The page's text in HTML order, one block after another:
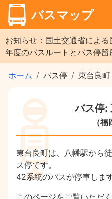
バスマップ
お知らせ：国土交通省によ
年度のバスルートとバス停留
ホーム バス停 東台良町
バス停:
（福
東台良町は、八幡駅から
ス停です。
42系統のバスが停車します
このページをご覧いただ